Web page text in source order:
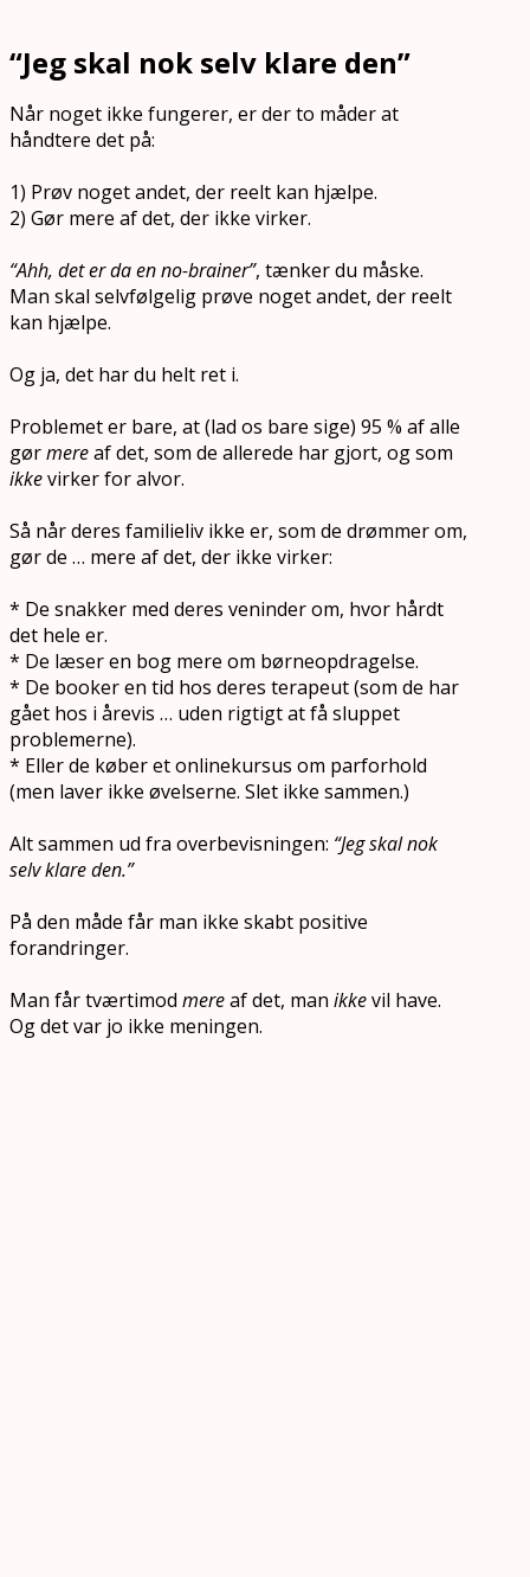
“Jeg skal nok selv klare den”
Når noget ikke fungerer, er der to måder at
håndtere det på:
1) Prøv noget andet, der reelt kan hjælpe.
2) Gør mere af det, der ikke virker.
“Ahh, det er da en no-brainer”, tænker du måske.
Man skal selvfølgelig prøve noget andet, der reelt
kan hjælpe.
Og ja, det har du helt ret i.
Problemet er bare, at (lad os bare sige) 95 % af alle
gørmereaf det, som de allerede har gjort, og som
ikkevirker for alvor.
Så når deres familieliv ikke er, som de drømmer om,
gør de … mere af det, der ikke virker:
* De snakker med deres veninder om, hvor hårdt
det hele er.
* De læser en bog mere om børneopdragelse.
* De booker en tid hos deres terapeut (som de har
gået hos i årevis … uden rigtigt at få sluppet
problemerne).
* Eller de køber et onlinekursus om parforhold
(men laver ikke øvelserne. Slet ikke sammen.)
Alt sammen ud fra overbevisningen: “Jeg skal nok
selv klare den.”
På den måde får man ikke skabt positive
forandringer.
Man får tværtimod mereaf det, man ikkevil have.
Og det var jo ikke meningen.